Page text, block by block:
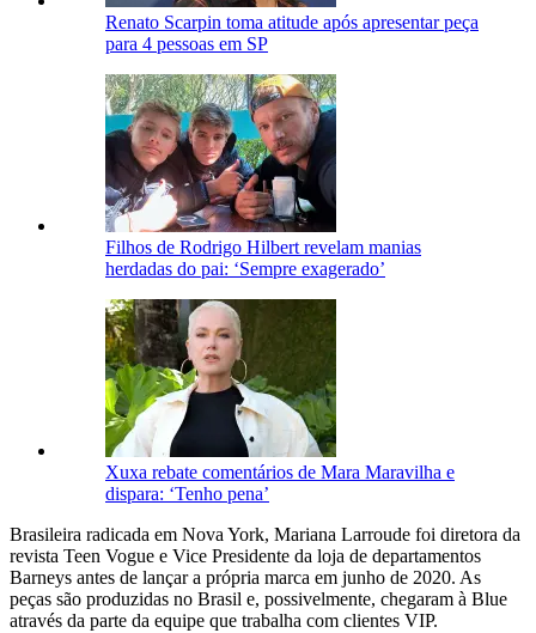
Renato Scarpin toma atitude após apresentar peça
para 4 pessoas em SP
Filhos de Rodrigo Hilbert revelam manias
herdadas do pai: ‘Sempre exagerado’
Xuxa rebate comentários de Mara Maravilha e
dispara: ‘Tenho pena’
Brasileira radicada em Nova York, Mariana Larroude foi diretora da
revista Teen Vogue e Vice Presidente da loja de departamentos
Barneys antes de lançar a própria marca em junho de 2020. As
peças são produzidas no Brasil e, possivelmente, chegaram à Blue
através da parte da equipe que trabalha com clientes VIP.